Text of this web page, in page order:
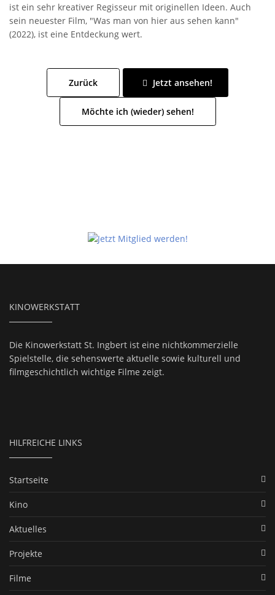
ist ein sehr kreativer Regisseur mit originellen Ideen. Auch
sein neuester Film, "Was man von hier aus sehen kann"
(2022), ist eine Entdeckung wert.
Zurück Jetzt ansehen!
Möchte ich (wieder) sehen!
KINOWERKSTATT
Die Kinowerkstatt St. Ingbert ist eine nichtkommerzielle
Spielstelle, die sehenswerte aktuelle sowie kulturell und
filmgeschichtlich wichtige Filme zeigt.
HILFREICHE LINKS
Startseite
Kino
Aktuelles
Projekte
Filme